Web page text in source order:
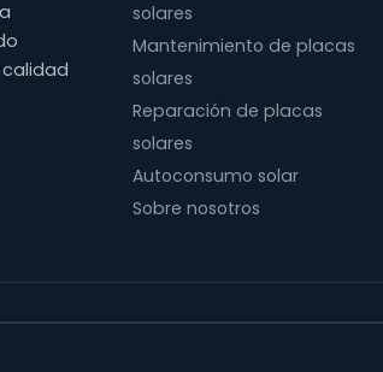
solares
Mantenimiento de placas
solares
Reparación de placas
solares
Autoconsumo solar
Sobre nosotros